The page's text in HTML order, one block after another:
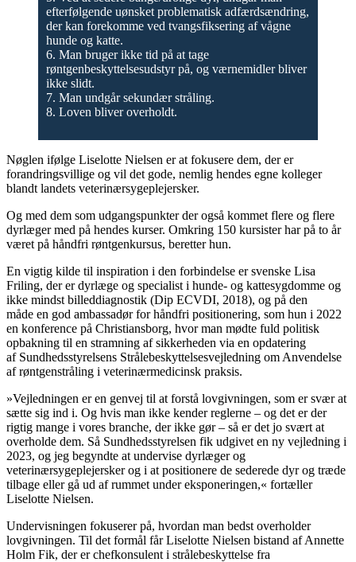
efterfølgende uønsket problematisk adfærdsændring,
der kan forekomme ved tvangsfiksering af vågne
hunde og katte.
6. Man bruger ikke tid på at tage
røntgenbeskyttelsesudstyr på, og værnemidler bliver
ikke slidt.
7. Man undgår sekundær stråling.
8. Loven bliver overholdt.
Nøglen ifølge Liselotte Nielsen er at fokusere dem, der er
forandringsvillige og vil det gode, nemlig hendes egne kolleger
blandt landets veterinærsygeplejersker.
Og med dem som udgangspunkter der også kommet flere og flere
dyrlæger med på hendes kurser. Omkring 150 kursister har på to år
været på håndfri røntgenkursus, beretter hun.
En vigtig kilde til inspiration i den forbindelse er svenske Lisa
Friling, der er dyrlæge og specialist i hunde- og kattesygdomme og
ikke mindst billeddiagnostik (Dip ECVDI, 2018), og på den
måde en god ambassadør for håndfri positionering, som hun i 2022
en konference på Christiansborg, hvor man mødte fuld politisk
opbakning til en stramning af sikkerheden via en opdatering
af Sundhedsstyrelsens Strålebeskyttelsesvejledning om Anvendelse
af røntgenstråling i veterinærmedicinsk praksis.
»Vejledningen er en genvej til at forstå lovgivningen, som er svær at
sætte sig ind i. Og hvis man ikke kender reglerne – og det er der
rigtig mange i vores branche, der ikke gør – så er det jo svært at
overholde dem. Så Sundhedsstyrelsen fik udgivet en ny vejledning i
2023, og jeg begyndte at undervise dyrlæger og
veterinærsygeplejersker og i at positionere de sederede dyr og træde
tilbage eller gå ud af rummet under eksponeringen,« fortæller
Liselotte Nielsen.
Undervisningen fokuserer på, hvordan man bedst overholder
lovgivningen. Til det formål får Liselotte Nielsen bistand af Annette
Holm Fik, der er chefkonsulent i strålebeskyttelse fra